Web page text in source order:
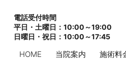
電話受付時間
平日・土曜日：10:00～19:00
日曜日・祝日：10:00～17:45
HOME 当院案内 施術料